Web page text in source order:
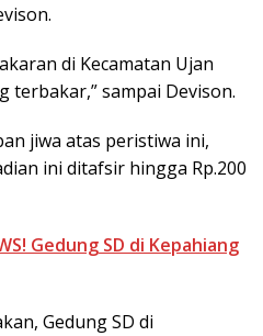
di Kecamatan Ujan
terbakar,” sampai Devison.
jiwa atas peristiwa ini,
ini ditafsir hingga Rp.200
Gedung SD di Kepahiang
Gedung SD di